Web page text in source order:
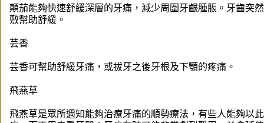
顛茄能夠快速舒緩深層的牙痛，減少周圍牙齦腫脹。牙齒突
敷幫助舒緩。
芸香
芸香可幫助舒緩牙痛，或拔牙之後牙根及下顎的疼痛。
飛燕草
飛燕草是眾所週知能夠治療牙痛的順勢療法，有些人能夠以